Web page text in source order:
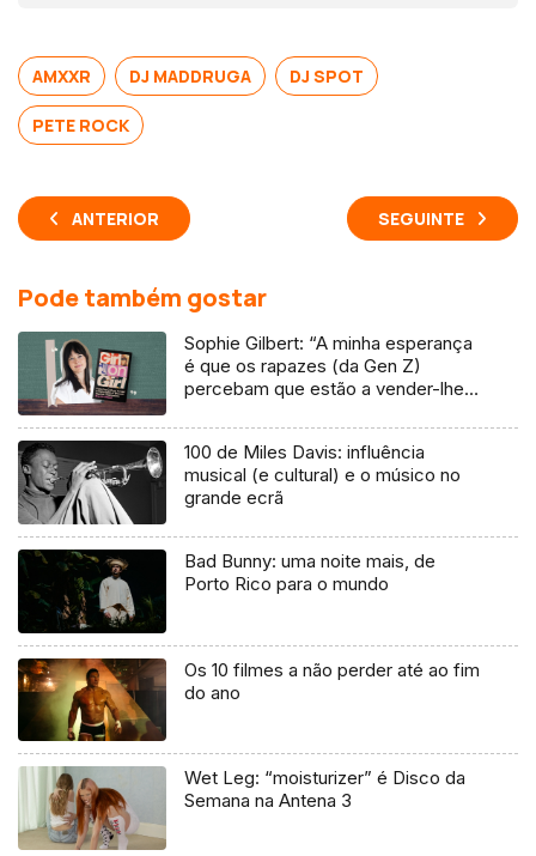
AMXXR DJ MADDRUGA DJ SPOT
PETE ROCK
ANTERIOR SEGUINTE
Pode também gostar
Sophie Gilbert: “A minha esperança
é que os rapazes (da Gen Z)
percebam que estão a vender-lhes
100 de Miles Davis: influência
musical (e cultural) e o músico no
grande ecrã
Bad Bunny: uma noite mais, de
Porto Rico para o mundo
Os 10 filmes a não perder até ao fim
do ano
Wet Leg: “moisturizer” é Disco da
Semana na Antena 3